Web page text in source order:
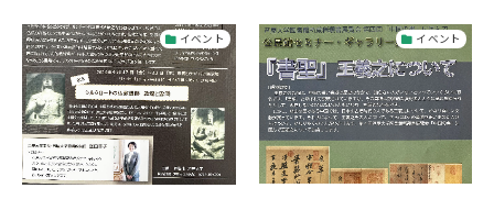
イベント イベント